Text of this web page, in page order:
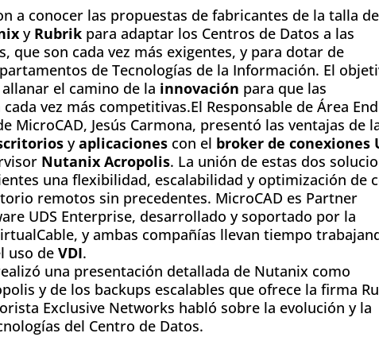
a conocer las propuestas de fabricantes de la talla de
y Rubrik para adaptar los Centros de Datos a las
que son cada vez más exigentes, y para dotar de
de Tecnologías de la Información. El
el camino de la innovación para que las
vez más competitivas.El Responsable de Área
MicroCAD, Jesús Carmona, presentó las ventajas de
yaplicaciones con el broker de conexiones
Nutanix Acropolis. La unión de estas dos
una flexibilidad, escalabilidad y optimización de
remotos sin precedentes. MicroCAD es Partner
UDS Enterprise, desarrollado y soportado por la
y ambas compañías llevan tiempo
uso deVDI.
una presentación detallada de Nutanix como
y de los backups escalables que ofrece la firma
Exclusive Networks habló sobre la evolución y la
del Centro de Datos.